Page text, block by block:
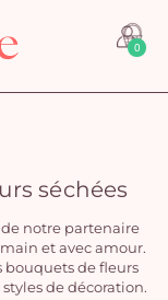
0
séchées
notre partenaire
et avec amour.
bouquets de fleurs
de décoration.